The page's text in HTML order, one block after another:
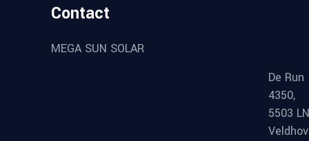
Contact
MEGA SUN SOLAR
De Run
4350,
5503 LN